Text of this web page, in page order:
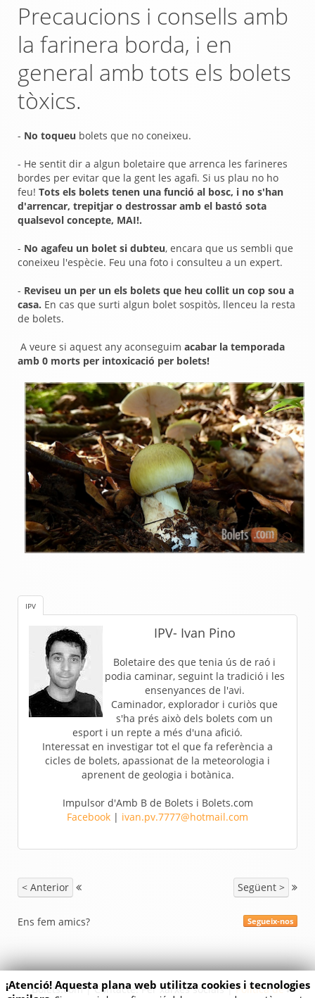
Precaucions i consells amb
la farinera borda, i en
general amb tots els bolets
tòxics.
- No toqueu bolets que no coneixeu.
- He sentit dir a algun boletaire que arrenca les farineres
bordes per evitar que la gent les agafi. Si us plau no ho
feu! Tots els bolets tenen una funció al bosc, i no s'han
d'arrencar, trepitjar o destrossar amb el bastó sota
qualsevol concepte, MAI!.
- No agafeu un bolet si dubteu, encara que us sembli que
coneixeu l'espècie. Feu una foto i consulteu a un expert.
- Reviseu un per un els bolets que heu collit un cop sou a
casa. En cas que surti algun bolet sospitòs, llenceu la resta
de bolets.
A veure si aquest any aconseguim acabar la temporada
amb 0 morts per intoxicació per bolets!
IPV
IPV- Ivan Pino
Boletaire des que tenia ús de raó i
podia caminar, seguint la tradició i les
ensenyances de l'avi.
Caminador, explorador i curiòs que
s'ha prés això dels bolets com un
esport i un repte a més d'una afició.
Interessat en investigar tot el que fa referència a
cicles de bolets, apassionat de la meteorologia i
aprenent de geologia i botànica.
Impulsor d'Amb B de Bolets i Bolets.com
Facebook | ivan.pv.7777@hotmail.com
< Anterior Següent >
Segueix-nos
Ens fem amics?
Bolets.com | Contacte: Per xarxes socials |Politica de
¡Atenció! Aquesta plana web utilitza cookies i tecnologies